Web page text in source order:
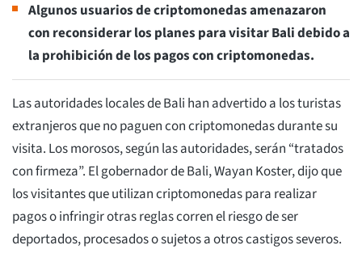
Algunos usuarios de criptomonedas amenazaron
con reconsiderar los planes para visitar Bali debido a
la prohibición de los pagos con criptomonedas.
Las autoridades locales de Bali han advertido a los turistas
extranjeros que no paguen con criptomonedas durante su
visita. Los morosos, según las autoridades, serán “tratados
con firmeza”. El gobernador de Bali, Wayan Koster, dijo que
los visitantes que utilizan criptomonedas para realizar
pagos o infringir otras reglas corren el riesgo de ser
deportados, procesados o sujetos a otros castigos severos.